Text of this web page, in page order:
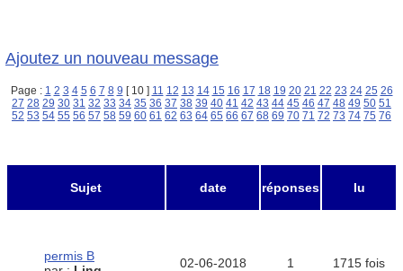
Ajoutez un nouveau message
Page : 1 2 3 4 5 6 7 8 9 [ 10 ] 11 12 13 14 15 16 17 18 19 20 21 22 23 24 25 26
27 28 29 30 31 32 33 34 35 36 37 38 39 40 41 42 43 44 45 46 47 48 49 50 51
52 53 54 55 56 57 58 59 60 61 62 63 64 65 66 67 68 69 70 71 72 73 74 75 76
Sujet date réponses lu
permis B
02-06-2018 1 1715 fois